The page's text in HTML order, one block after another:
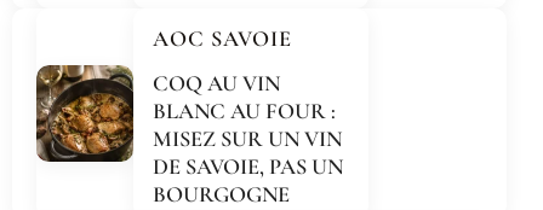
AOC SAVOIE
COQ AU VIN
BLANC AU FOUR :
MISEZ SUR UN VIN
DE SAVOIE, PAS UN
BOURGOGNE